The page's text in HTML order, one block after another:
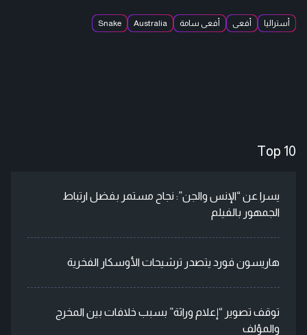
أستراليا أفعى أفعى سامة Australia
Snake
Top 10
يسرا عن “الإنس والجن”: نجاح مستمر بفضل ارتباط
الجمهور بالفيلم
هاريسون فورد يتصدر ترشيحات الأوسكار الفخرية
توقف تصوير “إعلام وراثة” بسبب خلافات بين المخرج
والمؤلف